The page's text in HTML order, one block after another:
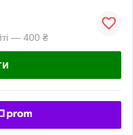
— 400 ₴